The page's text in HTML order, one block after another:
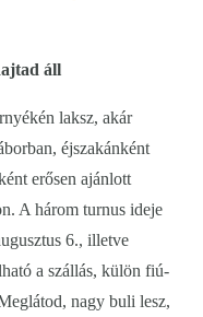
áll
laksz, akár
éjszakánként
erősen ajánlott
A három turnus ideje
6., illetve
a szállás, külön fiú-
nagy buli lesz,